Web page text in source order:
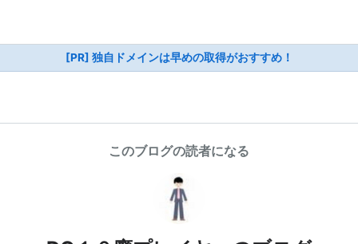
[PR] 独自ドメインは早めの取得がおすすめ！
このブログの読者になる